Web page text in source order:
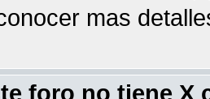
mas
foro no tiene X